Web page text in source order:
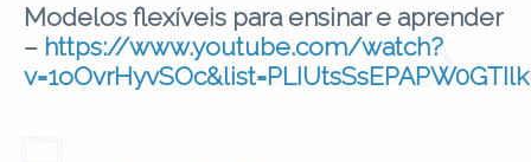
Modelos flexíveis para ensinar e aprender
– https://www.youtube.com/watch?